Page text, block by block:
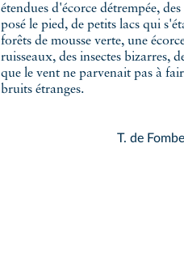
étendues d'écorce détrempée,
posé le pied, de petits lacs qui
forêts de mousse verte, une
ruisseaux, des insectes bizarres,
que le vent ne parvenait pas à
bruits étranges.
T. de